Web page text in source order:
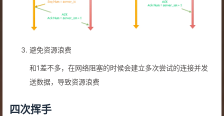
避免资源浪费
和1差不多，在网络阻塞的时候会建立多次尝试的连接并发
送数据，导致资源浪费
四次挥手